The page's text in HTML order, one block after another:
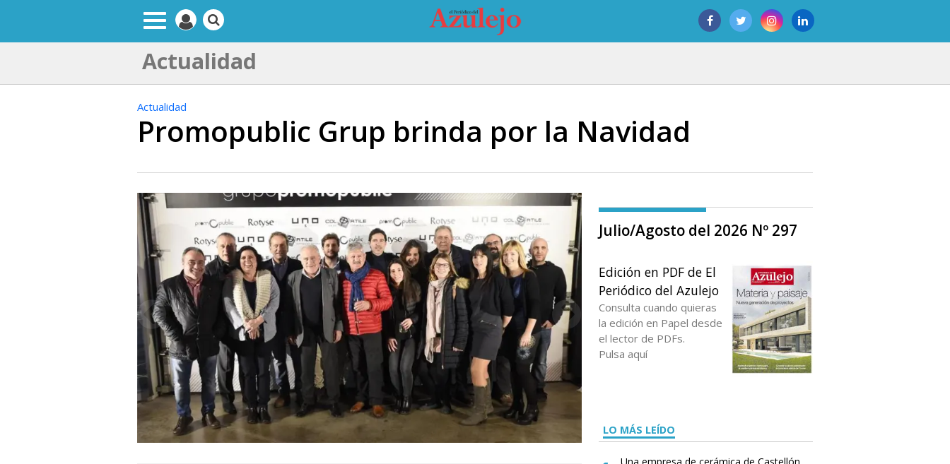
Actualidad
Actualidad
Promopublic Grup brinda por la Navidad
Julio/Agosto del 2026 Nº 297
Edición en PDF de El
Periódico del Azulejo
Consulta cuando quieras
la edición en Papel desde
el lector de PDFs.
Pulsa aquí
LO MÁS LEÍDO